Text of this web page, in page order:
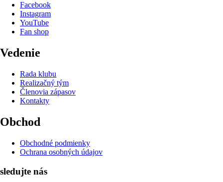
Facebook
Instagram
YouTube
Fan shop
Vedenie
Rada klubu
Realizačný tým
Členovia zápasov
Kontakty
Obchod
Obchodné podmienky
Ochrana osobných údajov
sledujte nás